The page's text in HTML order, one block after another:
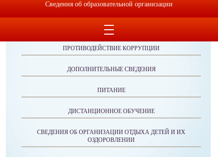
ОБРАЩЕНИЯ ГРАЖДАН
ПРОТИВОДЕЙСТВИЕ КОРРУПЦИИ
ДОПОЛНИТЕЛЬНЫЕ СВЕДЕНИЯ
ПИТАНИЕ
ДИСТАНЦИОННОЕ ОБУЧЕНИЕ
СВЕДЕНИЯ ОБ ОРГАНИЗАЦИИ ОТДЫХА ДЕТЕЙ И ИХ
ОЗДОРОВЛЕНИИ
Сведения об образовательной организации